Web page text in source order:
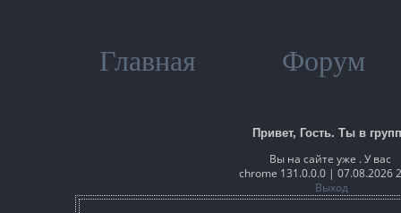
Главная Форум
Привет, Гость. Ты в
Вы на сайте уже . У вас
chrome 131.0.0.0 | 07.08.2026
Выход